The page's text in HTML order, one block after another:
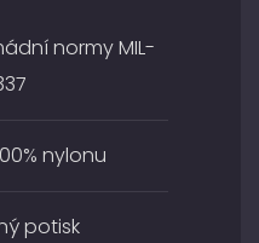
normy MIL-
nylonu
potisk